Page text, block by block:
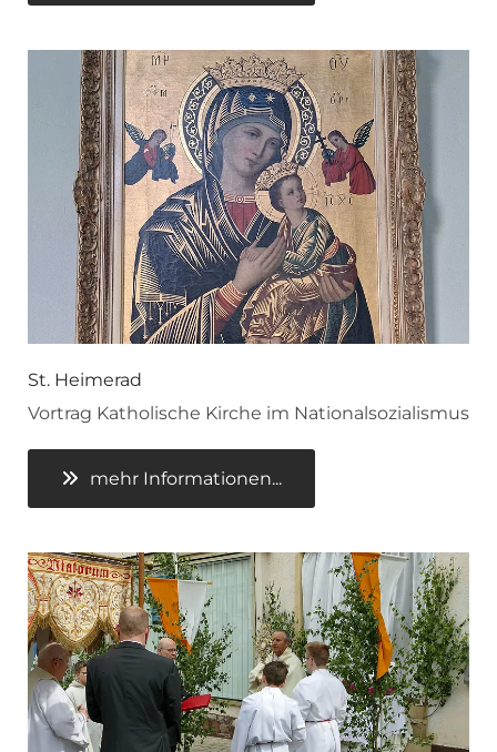
St. Heimerad
Vortrag Katholische Kirche im Nationalsozialismus
mehr Informationen...